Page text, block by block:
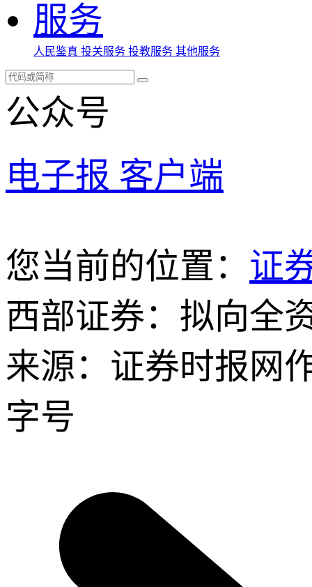
服务
人民鉴真 投关服务 投教服务 其他服务
公众号
电子报 客户端
您当前的位置： 证
西部证券：拟向全
来源：证券时报网
字号